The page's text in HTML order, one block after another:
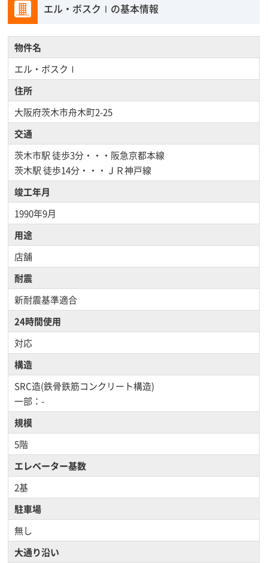
エル・ボスクⅠの基本情報
物件名
エル・ボスクⅠ
住所
大阪府茨木市舟木町2-25
交通
茨木市駅徒歩3分・・・阪急京都本線
茨木駅徒歩14分・・・ＪＲ神戸線
竣工年月
1990年9月
用途
店舗
耐震
新耐震基準適合
24時間使用
対応
構造
SRC造(鉄骨鉄筋コンクリート構造)
一部：-
規模
5階
エレベーター基数
2基
駐車場
無し
大通り沿い